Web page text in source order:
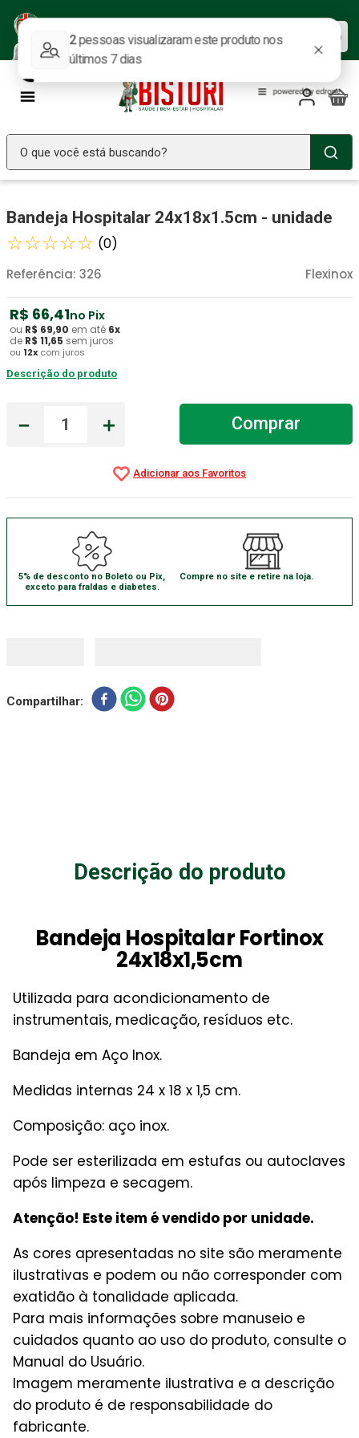
ofertas.
Baixar agora
O que você está buscando?
Bandeja Hospitalar 24x18x1.5cm - unidade
☆☆☆☆☆ (0)
Flexinox
Referência: 326
R$ 66,41no Pix
ou R$ 69,90 em até 6x
de R$ 11,65 sem juros
ou 12x com juros
Descrição do produto
＋
－ Comprar
5% de desconto no Boleto ou Pix,
exceto para fraldas e diabetes.
Compre no site e retire na loja.
Compartilhar
Descrição do produto
Bandeja HospitalarFortinox
24x18x1,5cm
Utilizada para acondicionamento de
instrumentais, medicação, resíduos etc.
Bandeja em Aço Inox.
Medidas internas 24 x 18 x 1,5 cm.
Composição: aço inox.
Pode ser esterilizada em estufas ou autoclaves
após limpeza e secagem.
Atenção! Este item é vendido por unidade.
As cores apresentadas no site são meramente
ilustrativas e podem ou não corresponder com
exatidão à tonalidade aplicada.
Para mais informações sobre manuseio e
cuidados quanto ao uso do produto, consulte o
Manual do Usuário.
Imagem meramente ilustrativa e a descrição
do produto é de responsabilidade do
fabricante.
1º Seringa Insulina
2º Fralda Geriatrica
3º Luva Latex
4º Estetoscopio Littmann
5 º Aparelho Pressão
6º Littmann
Absorvente Geriatrico